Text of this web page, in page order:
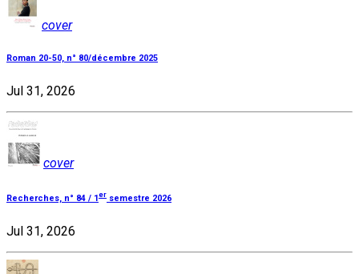
cover
Roman 20-50, n° 80/décembre 2025
Jul 31, 2026
cover
Recherches, n° 84 / 1er semestre 2026
Jul 31, 2026